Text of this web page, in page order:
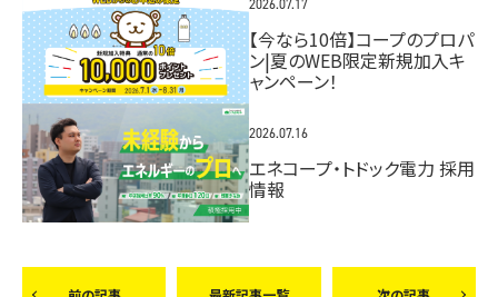
2026.07.17
【今なら10倍】コープのプロパ
ン|夏のWEB限定新規加入キ
ャンペーン！
2026.07.16
エネコープ・トドック電力 採用
情報